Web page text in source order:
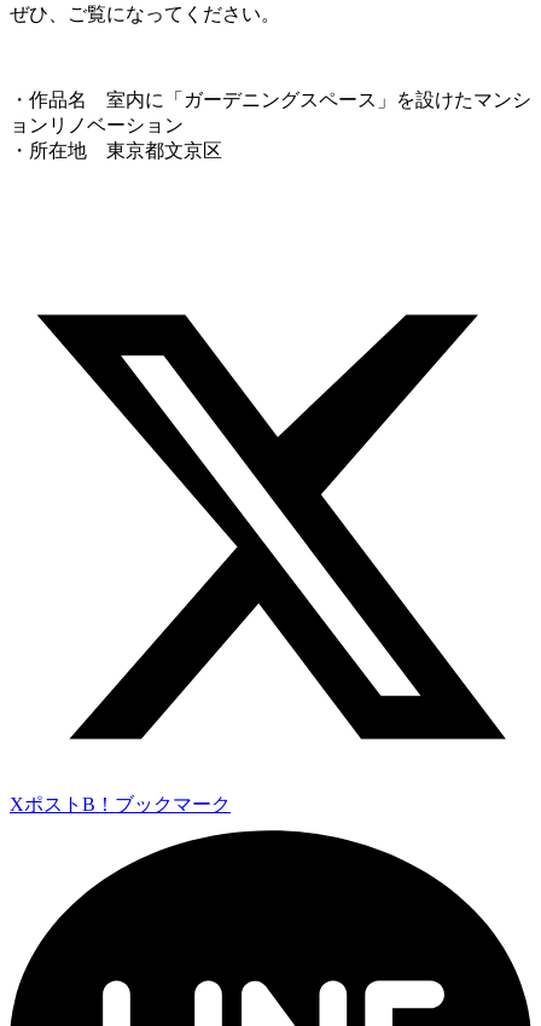
ぜひ、ご覧になってください。
・作品名 室内に「ガーデニングスペース」を設けたマンシ
ョンリノベーション
・所在地 東京都文京区
Xポスト B！ブックマーク